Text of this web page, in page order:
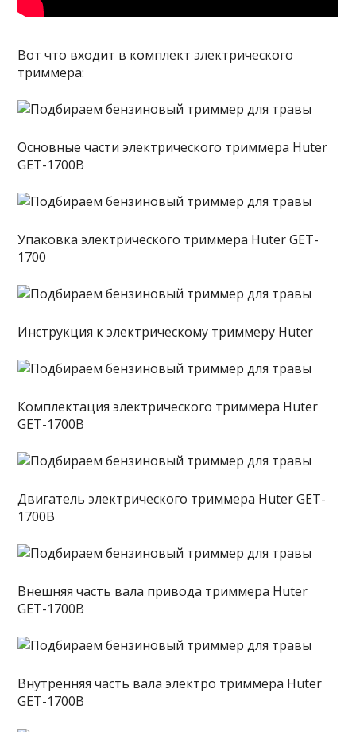
Вот что входит в комплект электрического
триммера:
Основные части электрического триммера Huter
GET-1700B
Упаковка электрического триммера Huter GET-
1700
Инструкция к электрическому триммеру Huter
Комплектация электрического триммера Huter
GET-1700B
Двигатель электрического триммера Huter GET-
1700B
Внешняя часть вала привода триммера Huter
GET-1700B
Внутренняя часть вала электро триммера Huter
GET-1700B